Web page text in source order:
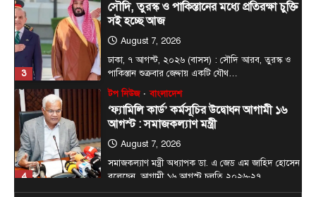
3
August 7, 2026
ঢাকা, ৭ আগস্ট, ২০২৬ (বাসস) : সৌদি আরব, তুরস্ক ও
পাকিস্তান শুক্রবার জেদ্দায় একটি যৌথ…
4
টপ নিউজ বাংলাদেশ
‘ফ্যামিলি কার্ড’ কর্মসূচির উদ্বোধন আগামী ১৬
আগস্ট : সমাজকল্যাণ মন্ত্রী
August 7, 2026
সমাজকল্যাণ মন্ত্রী অধ্যাপক ডা. এ জেড এম জাহিদ হোসেন
বলেছেন, আগামী ১৬ আগস্ট চলতি ২০২৬-২৭…
টপ নিউজ বাংলাদেশ বিশেষ সংবাদ
সরকারের পাঁচ মন্ত্রণালয় ও দপ্তরে নতুন সচিব
নিয়োগ